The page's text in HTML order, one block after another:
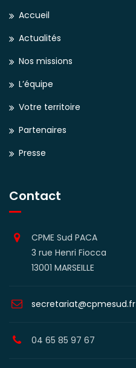
Accueil
Actualités
Nos missions
L’équipe
Votre territoire
Partenaires
Presse
Contact
CPME Sud PACA
3 rue Henri Fiocca
13001 MARSEILLE
secretariat@cpmesud.fr
04 65 85 97 67